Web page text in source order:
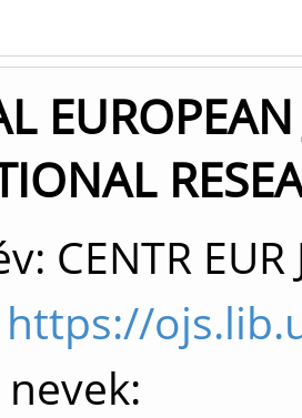
CENTR EUR
https://